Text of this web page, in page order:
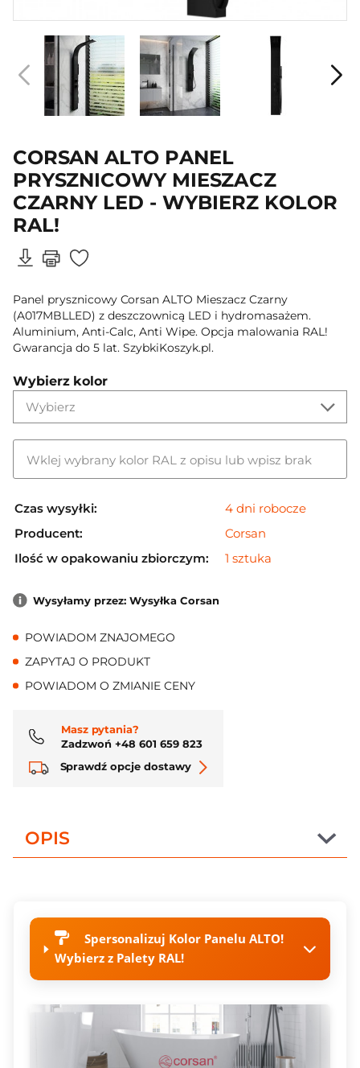
CORSAN ALTO PANEL
PRYSZNICOWY MIESZACZ
CZARNY LED - WYBIERZ KOLOR
RAL!
Panel prysznicowy Corsan ALTO Mieszacz Czarny
(A017MBLLED) z deszczownicą LED i hydromasażem.
Aluminium, Anti-Calc, Anti Wipe. Opcja malowania RAL!
Gwarancja do 5 lat. SzybkiKoszyk.pl.
Wybierz kolor
Wybierz
Wklej wybrany kolor RAL z opisu lub wpisz brak
Czas wysyłki:
4 dni robocze
Producent:
Corsan
Ilość w opakowaniu zbiorczym:
1 sztuka
Wysyłamy przez: Wysyłka Corsan
POWIADOM ZNAJOMEGO
ZAPYTAJ O PRODUKT
POWIADOM O ZMIANIE CENY
Masz pytania?
Zadzwoń +48 601 659 823
Sprawdź opcje dostawy
OPIS
Spersonalizuj Kolor Panelu ALTO!
Wybierz z Palety RAL!